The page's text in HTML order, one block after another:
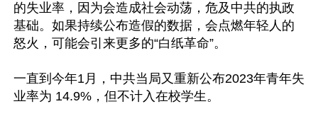
的失业率，因为会造成社会动荡，危及中共的执政
基础。如果持续公布造假的数据，会点燃年轻人的
怒火，可能会引来更多的“白纸革命”。
一直到今年1月，中共当局又重新公布2023年青年失
业率为 14.9%，但不计入在校学生。